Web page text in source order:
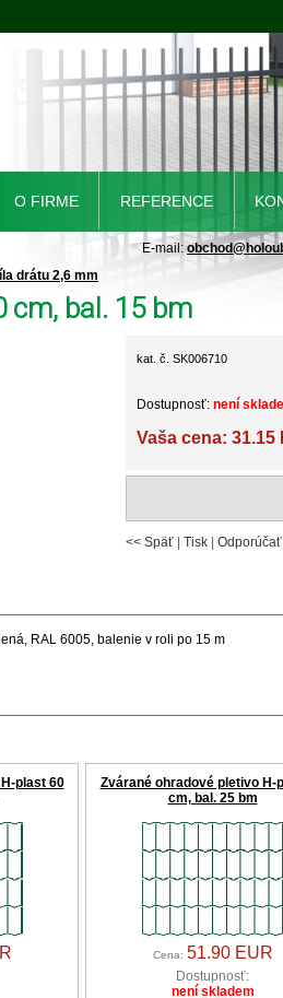
drátu 2,6 mm
cm, bal. 15 bm
kat. č. SK006710
Dostupnosť: není
Vaša cena: 31.15
<< Späť Tisk
RAL 6005, balenie v roli po 15 m
plast 60
Zvárané ohradové pletivo H-
cm, bal. 25 bm
Cena: 51.90 EUR
Dostupnosť:
není skladem
O FIRME REFERENCE
E-mail: